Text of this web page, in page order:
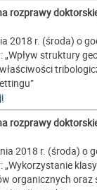
rozprawy
2018 r. (środa) o
struktury
rozprawy
2018 r. (środa) o
organicznych